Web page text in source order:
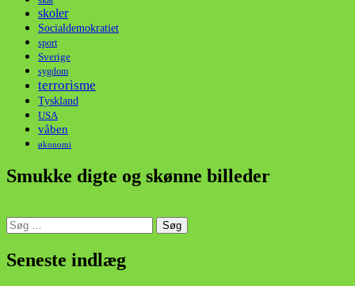
skoler
Socialdemokratiet
sport
Sverige
sygdom
terrorisme
Tyskland
USA
våben
økonomi
Smukke digte og skønne billeder
Søg
efter:
Seneste indlæg